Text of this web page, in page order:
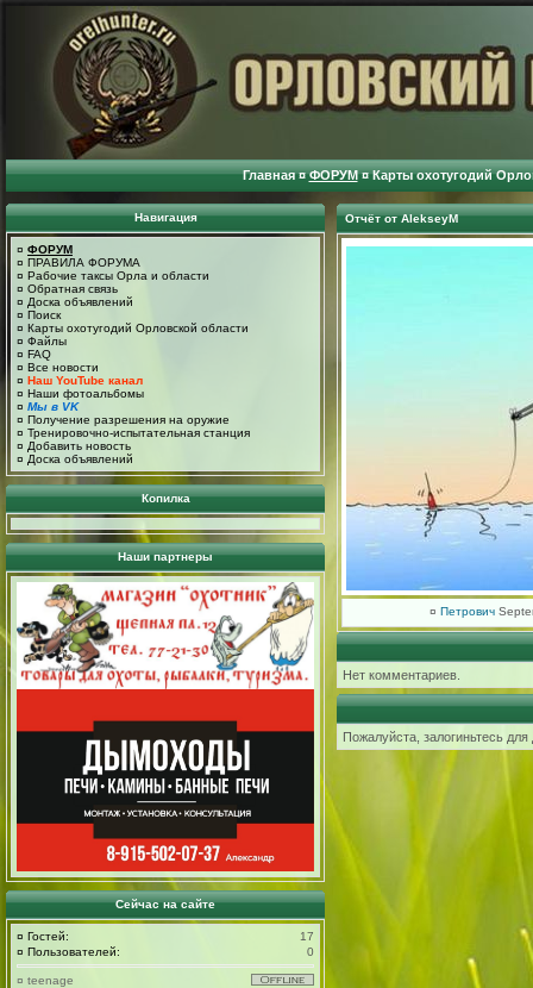
Главная ¤ ФОРУМ ¤ Карты охотугодий
Навигация
¤ ФОРУМ
¤ ПРАВИЛА ФОРУМА
¤ Рабочие таксы Орла и области
¤ Обратная связь
¤ Доска объявлений
¤ Поиск
¤ Карты охотугодий Орловской области
¤ Файлы
¤ FAQ
¤ Все новости
¤ Наш YouTube канал
¤ Наши фотоальбомы
¤ Мы в VK
¤ Получение разрешения на оружие
¤ Тренировочно-испытательная станция
¤ Добавить новость
¤ Доска объявлений
Копилка
Наши партнеры
Сейчас на сайте
¤ Гостей:
17
¤ Пользователей: 0
¤ teenage
Отчёт от AlekseyM
¤ Петрович
Нет комментариев.
Пожалуйста, залогиньтесь